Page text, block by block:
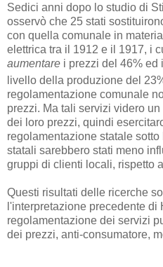
Sedici anni dopo lo studio di
osservò che 25 stati
con quella comunale in
elettrica tra il 1912 e il 1917, i
aumentare i prezzi del 46% ed
livello della produzione del
regolamentazione comunale
prezzi. Ma tali servizi videro
dei loro prezzi, quindi
regolamentazione statale
statali sarebbero stati meno
gruppi di clienti locali, rispetto
Questi risultati delle ricerche
l'interpretazione precedente
regolamentazione dei servizi
dei prezzi, anti-consumatore,